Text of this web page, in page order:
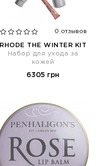
0 отзывов
RHODE THE WINTER KIT
Набор для ухода за
кожей
6305 грн